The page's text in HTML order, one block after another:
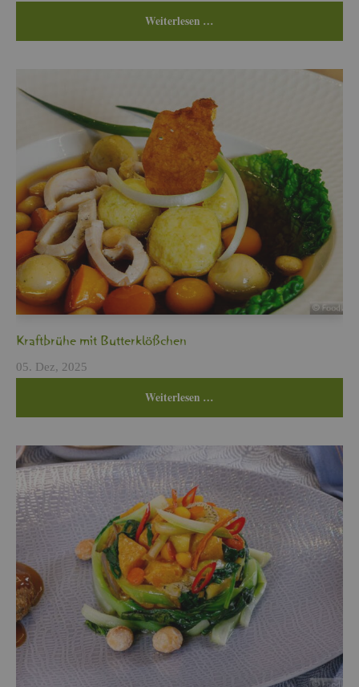
Wei­ter­le­sen …
Kraft­brü­he mit But­ter­klö­ßchen
05. Dez, 2025
Wei­ter­le­sen …